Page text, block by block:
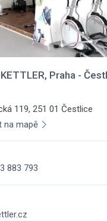
Praha -
119, 251 01 Čestlice
na mapě
883 793